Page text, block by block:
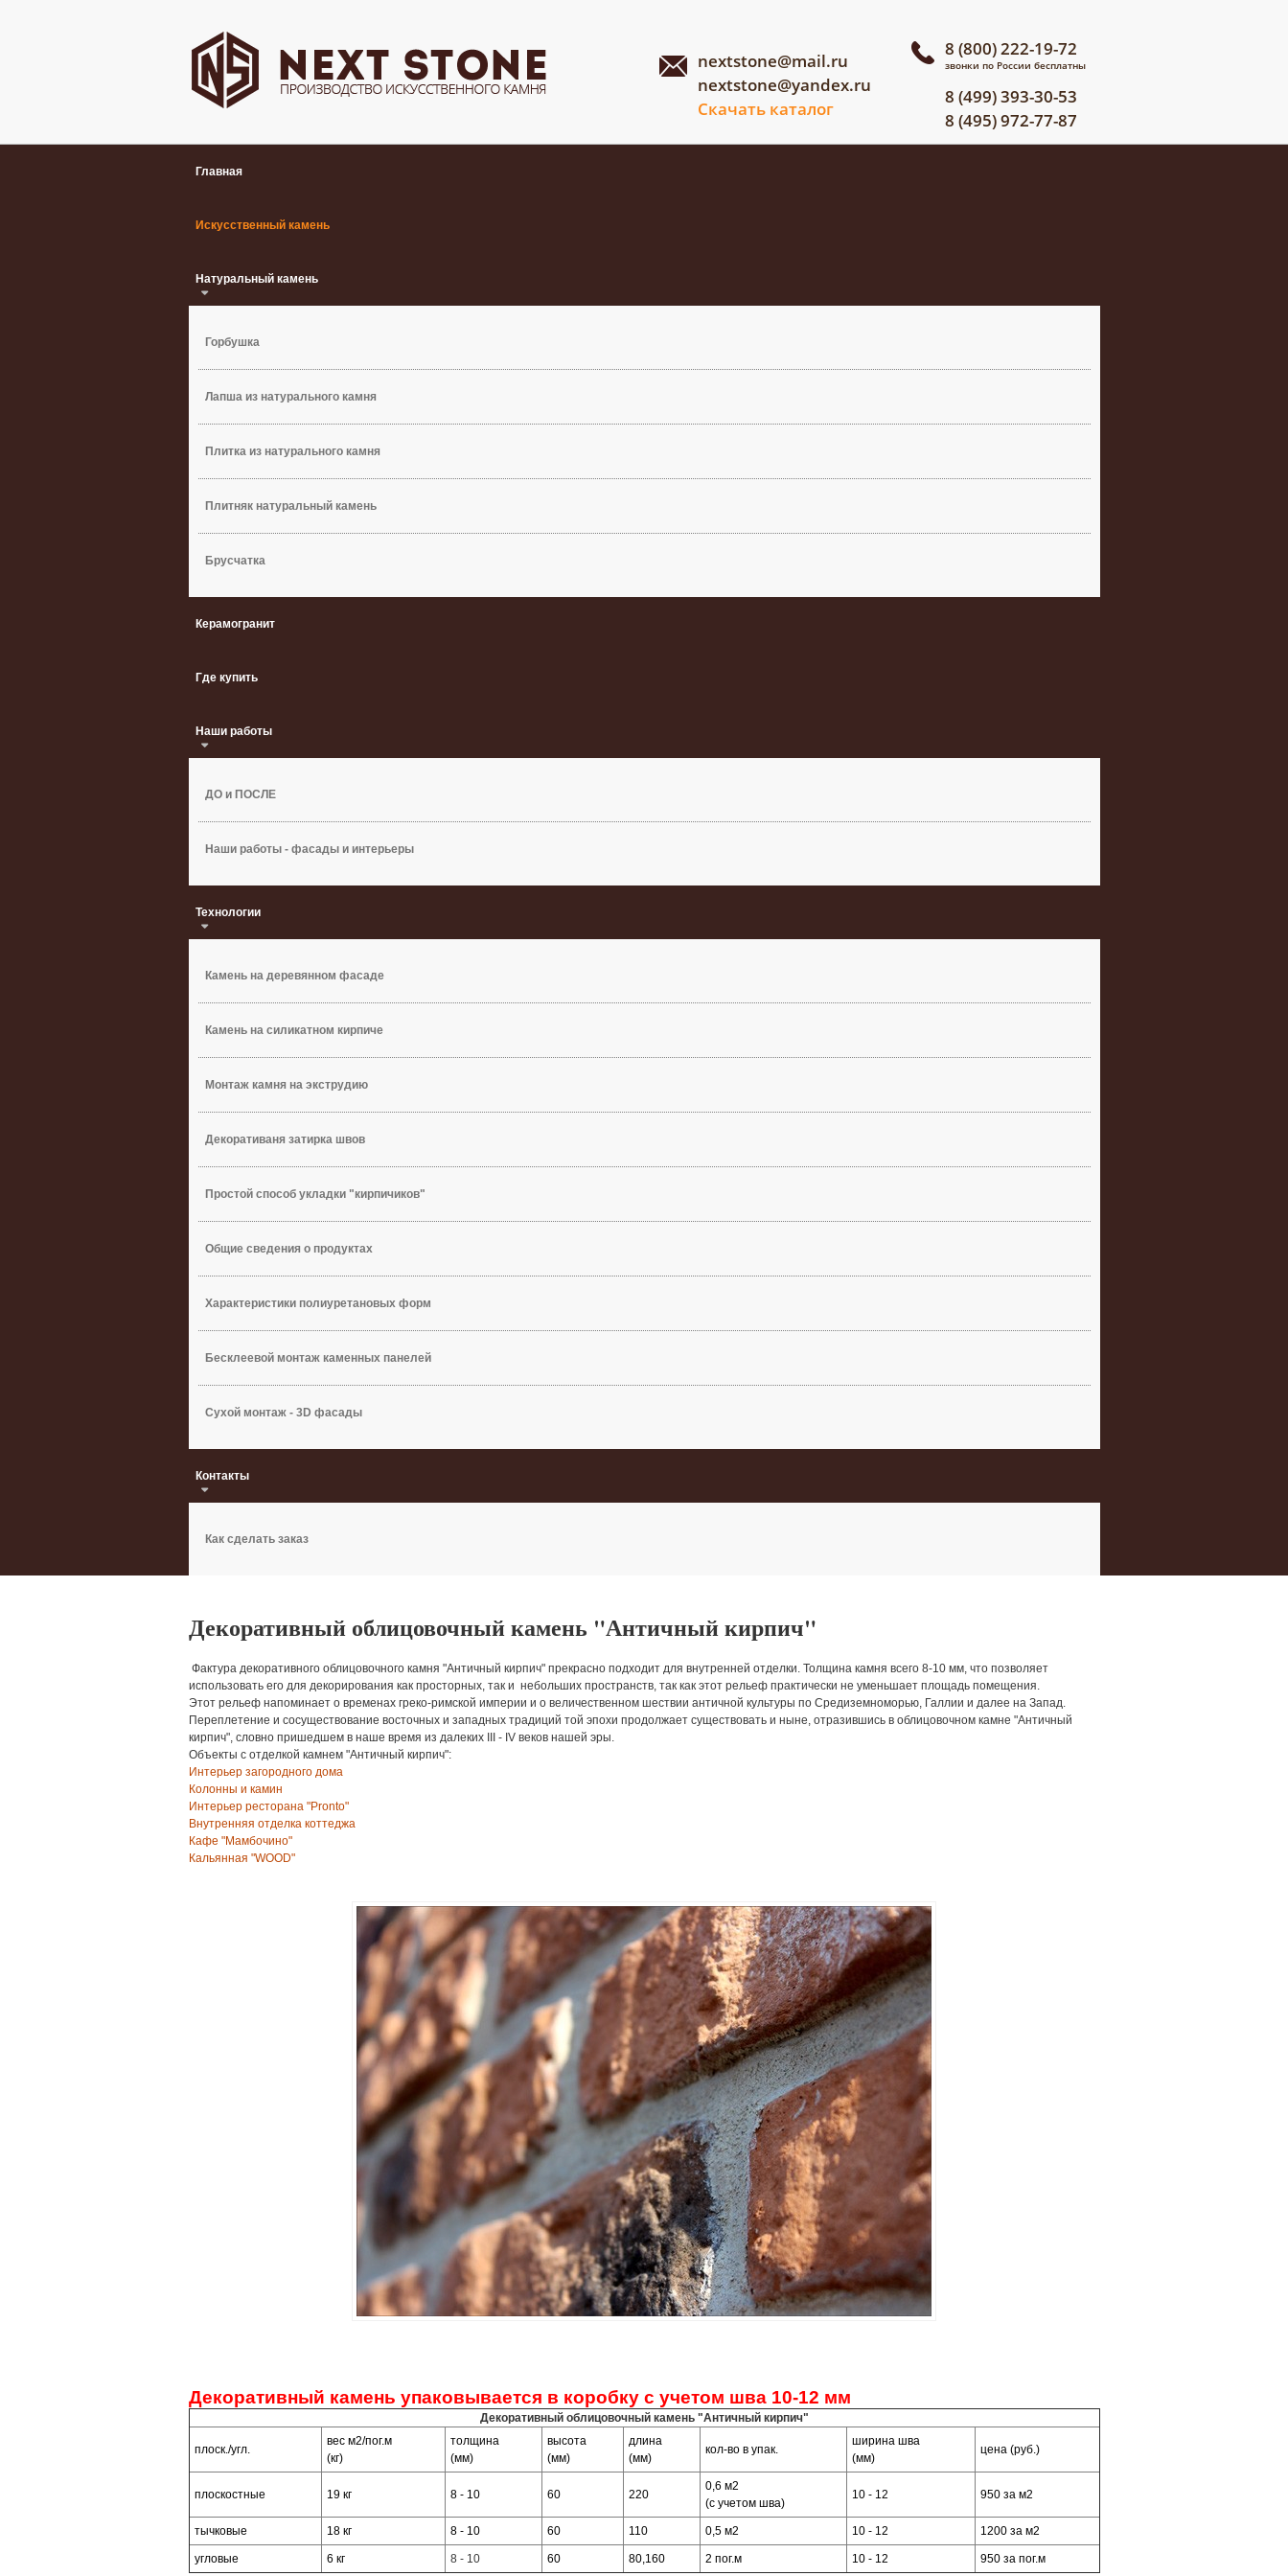
nextstone@mail.ru
nextstone@yandex.ru
Скачать каталог
8 (800) 222-19-72
звонки по России бесплатны
8 (499) 393-30-53
8 (495) 972-77-87
Главная
Искусственный камень
Натуральный камень
Горбушка
Лапша из натурального камня
Плитка из натурального камня
Плитняк натуральный камень
Брусчатка
Керамогранит
Где купить
Наши работы
ДО и ПОСЛЕ
Наши работы - фасады и интерьеры
Технологии
Камень на деревянном фасаде
Камень на силикатном кирпиче
Монтаж камня на экструдию
Декоративаня затирка швов
Простой способ укладки "кирпичиков"
Общие сведения о продуктах
Характеристики полиуретановых форм
Бесклеевой монтаж каменных панелей
Сухой монтаж - 3D фасады
Контакты
Как сделать заказ
Декоративный облицовочный камень "Античный кирпич"
Фактура декоративного облицовочного камня "Античный кирпич" прекрасно подходит для внутренней отделки. Толщина камня всего 8-10 мм, что позволяет
использовать его для декорирования как просторных, так и небольших пространств, так как этот рельеф практически не уменьшает площадь помещения.
Этот рельеф напоминает о временах греко-римской империи и о величественном шествии античной культуры по Средиземноморью, Галлии и далее на Запад.
Переплетение и сосуществование восточных и западных традиций той эпохи продолжает существовать и ныне, отразившись в облицовочном камне "Античный
кирпич", словно пришедшем в наше время из далеких III - IV веков нашей эры.
Объекты с отделкой камнем "Античный кирпич":
Интерьер загородного дома
Колонны и камин
Интерьер ресторана "Pronto"
Внутренняя отделка коттеджа
Кафе "Мамбочино"
Кальянная "WOOD"
Декоративный камень упаковывается в коробку с учетом шва 10-12 мм
Декоративный облицовочный камень "Античный кирпич"
плоск./угл.
вес м2/пог.м
(кг)
толщина
(мм)
высота
(мм)
длина
(мм)
кол-во в упак.
ширина шва
(мм)
цена (руб.)
плоскостные 19 кг 8 - 10 60 220
0,6 м2
(с учетом шва)
10 - 12 950 за м2
тычковые 18 кг 8 - 10 60 110 0,5 м2 10 - 12 1200 за м2
угловые 6 кг 8 - 10 60 80,160 2 пог.м 10 - 12 950 за пог.м